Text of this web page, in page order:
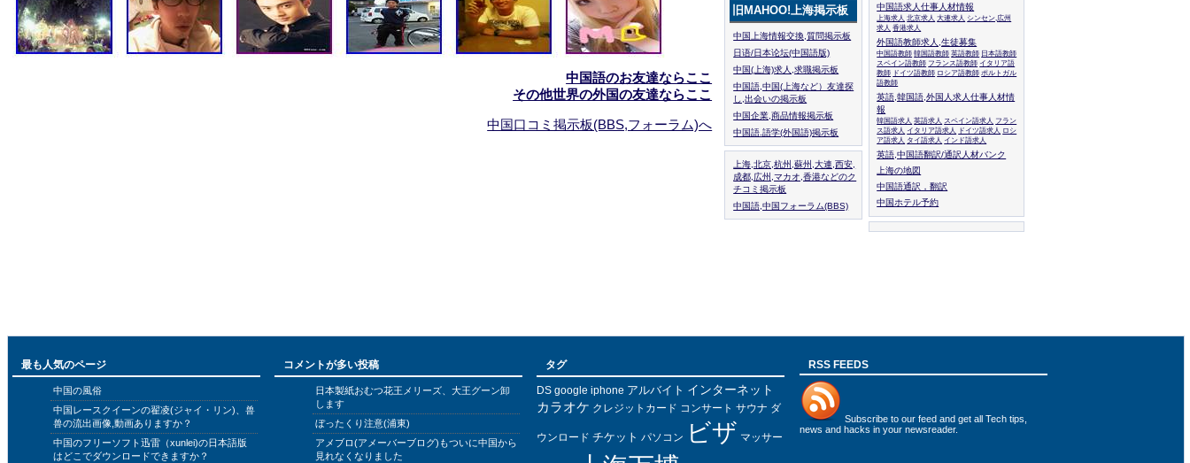
中国語のお友達ならここ
その他世界の外国の友達ならここ
中国口コミ掲示板(BBS,フォーラム)へ
旧MAHOO!上海掲示板
中国上海情報交換,質問掲示板
日语/日本论坛(中国語版)
中国(上海)求人,求職掲示板
中国語,中国(上海など）友達探
し,出会いの掲示板
中国企業,商品情報掲示板
中国語.語学(外国語)掲示板
上海,北京,杭州,蘇州,大連,西安,
成都,広州,マカオ,香港などのク
チコミ掲示板
中国語,中国フォーラム(BBS)
中国語求人仕事人材情報
上海求人 北京求人 大連求人 シンセン,広州
求人 香港求人
外国語教師求人,生徒募集
中国語教師 韓国語教師 英語教師 日本語教師
スペイン語教師 フランス語教師 イタリア語
教師 ドイツ語教師 ロシア語教師 ポルトガル
語教師
英語,韓国語,外国人求人仕事人材情
報
韓国語求人 英語求人 スペイン語求人 フラン
ス語求人 イタリア語求人 ドイツ語求人 ロシ
ア語求人 タイ語求人 インド語求人
英語,中国語翻訳/通訳人材バンク
上海の地図
中国語通訳，翻訳
中国ホテル予約
最も人気のページ
中国の風俗
中国レースクイーンの翟凌(ジャイ・リン)、兽
兽の流出画像,動画ありますか？
中国のフリーソフト迅雷（xunlei)の日本語版
はどこでダウンロードできますか？
コメントが多い投稿
日本製紙おむつ花王メリーズ、大王グーン卸
します
ぼったくり注意(浦東)
アメブロ(アメーバーブログ)もついに中国から
見れなくなりました
タグ
DS google iphone アルバイト インターネット
カラオケ クレジットカード コンサート サウナ ダ
ウンロード チケット パソコン ビザ マッサー
RSS FEEDS
Subscribe to our feed and get all Tech tips,
news and hacks in your newsreader.